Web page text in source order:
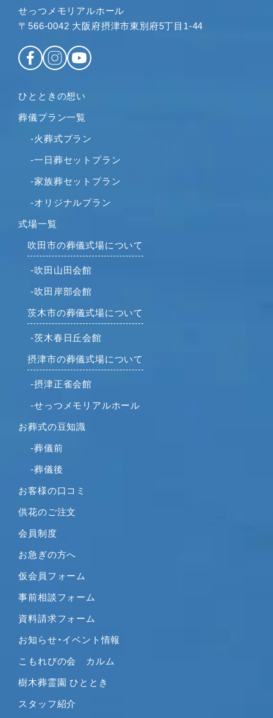
2023年2月
2023年1月
2022年12月
2022年11月
2022年9月
2022年8月
2022年7月
2022年5月
2022年4月
2022年2月
2022年1月
2021年11月
2021年10月
2021年9月
2021年6月
2021年5月
2021年4月
2021年3月
2021年2月
2021年1月
2020年10月
2020年9月
2020年8月
2020年5月
2020年4月
2020年3月
2019年12月
2019年11月
2019年10月
せっつメモリアルホール
〒566-0042 大阪府摂津市東別府5丁目1-44
ひとときの想い
葬儀プラン一覧
-火葬式プラン
-一日葬セットプラン
-家族葬セットプラン
-オリジナルプラン
式場一覧
吹田市の葬儀式場について
-吹田山田会館
-吹田岸部会館
茨木市の葬儀式場について
-茨木春日丘会館
摂津市の葬儀式場について
-摂津正雀会館
-せっつメモリアルホール
お葬式の豆知識
-葬儀前
-葬儀後
お客様の口コミ
供花のご注文
会員制度
お急ぎの方へ
仮会員フォーム
事前相談フォーム
資料請求フォーム
お知らせ・イベント情報
こもれびの会 カルム
樹木葬霊園 ひととき
スタッフ紹介